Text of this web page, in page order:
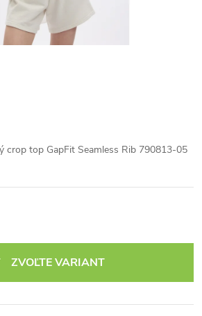
crop top GapFit Seamless Rib 790813-05
ZVOĽTE VARIANT